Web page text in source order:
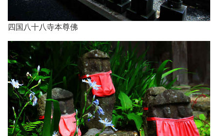
四国八十八寺本尊佛